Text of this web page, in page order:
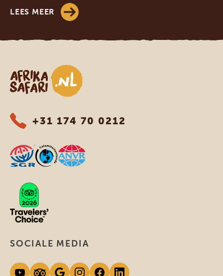
LEES MEER
Afrika safari
+31 174 70 0212
SOCIALE MEDIA